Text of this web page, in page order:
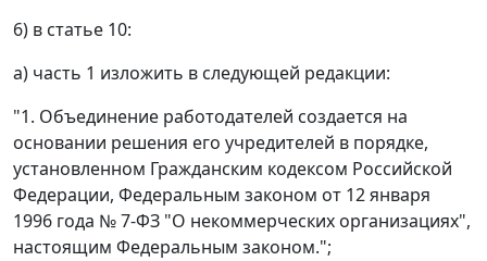
6) в статье 10:
а) часть 1 изложить в следующей редакции:
"1. Объединение работодателей создается на
основании решения его учредителей в порядке,
установленном Гражданским кодексом Российской
Федерации, Федеральным законом от 12 января
1996 года № 7-ФЗ "О некоммерческих организациях",
настоящим Федеральным законом.";